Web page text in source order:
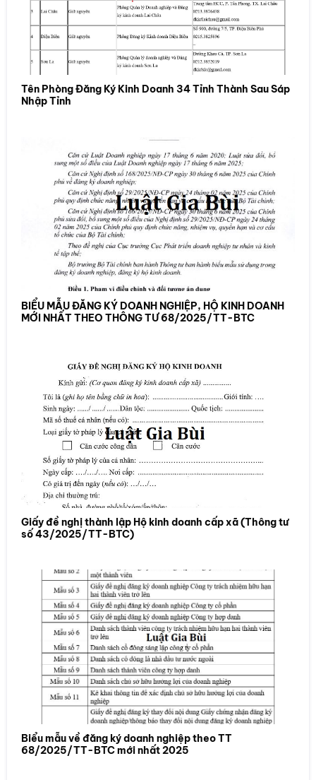
Tên Phòng Đăng Ký Kinh Doanh 34 Tỉnh Thành Sau Sáp
Nhập Tỉnh
BIỂU MẪU ĐĂNG KÝ DOANH NGHIỆP, HỘ KINH DOANH
MỚI NHẤT THEO THÔNG TƯ 68/2025/TT-BTC
Giấy đề nghị thành lập Hộ kinh doanh cấp xã (Thông tư
số 43/2025/TT-BTC)
Biểu mẫu về đăng ký doanh nghiệp theo TT
68/2025/TT-BTC mới nhất 2025